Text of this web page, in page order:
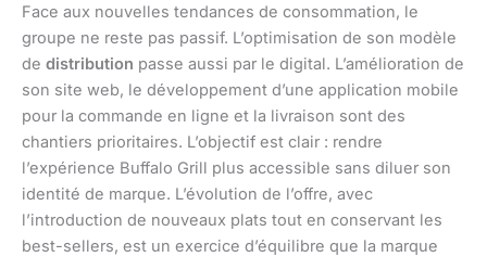
Face aux nouvelles tendances de consommation, le
groupe ne reste pas passif. L’optimisation de son modèle
de distribution passe aussi par le digital. L’amélioration de
son site web, le développement d’une application mobile
pour la commande en ligne et la livraison sont des
chantiers prioritaires. L’objectif est clair : rendre
l’expérience Buffalo Grill plus accessible sans diluer son
identité de marque. L’évolution de l’offre, avec
l’introduction de nouveaux plats tout en conservant les
best-sellers, est un exercice d’équilibre que la marque